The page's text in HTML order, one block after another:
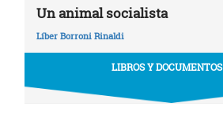
Un animal socialista
Líber Borroni Rinaldi
LIBROS Y DOCUMENTOS